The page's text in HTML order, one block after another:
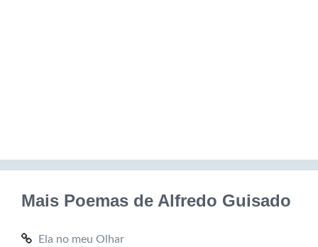
Mais Poemas de Alfredo Guisado
Ela no meu Olhar